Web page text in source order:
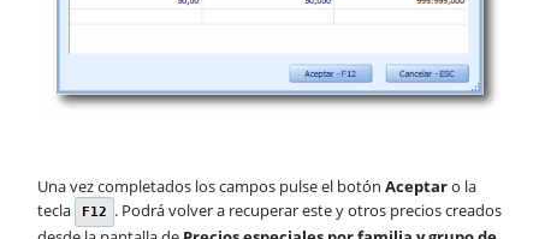
Una vez completados los campos pulse el botón Aceptaro la
tecla
F12
. Podrá volver a recuperar este y otros precios creados